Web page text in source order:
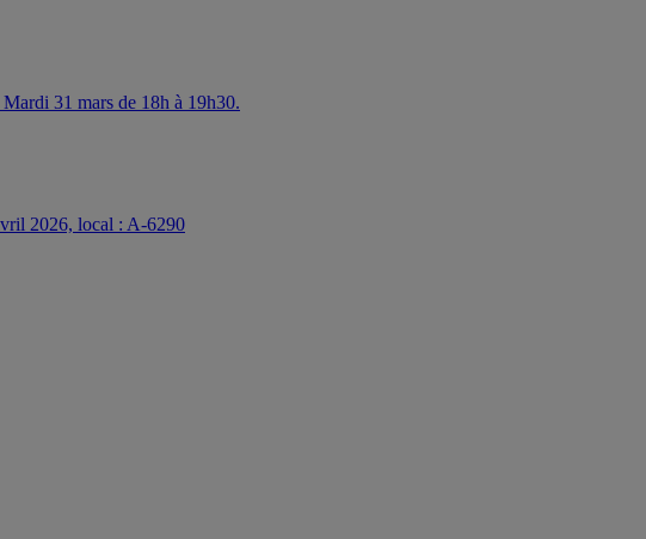
31 mars de 18h à 19h30.
2026, local : A-6290